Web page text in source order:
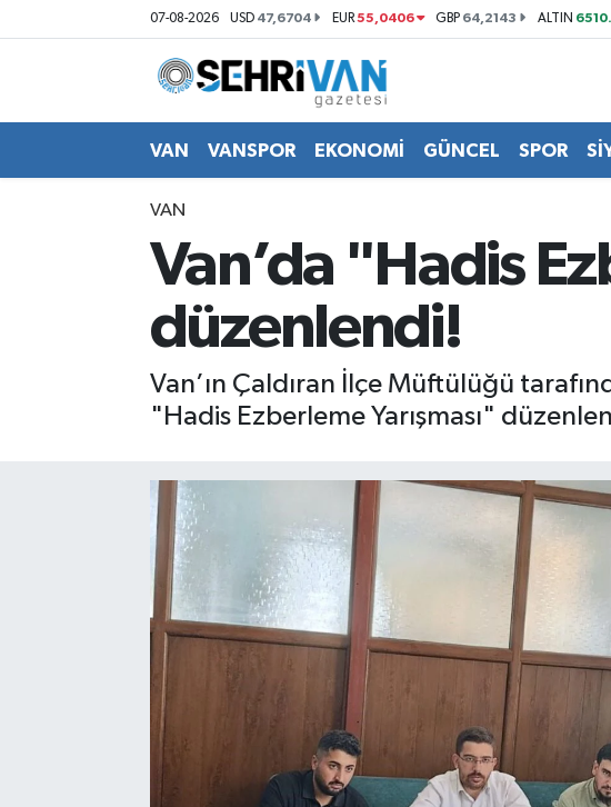
07-08-2026 USD 47,6704 EUR55,0406 GBP 64,2143 ALTIN
VAN VANSPOR EKONOMİ GÜNCEL SPOR
VAN
Van’da "Hadis
düzenlendi!
Van’ın Çaldıran İlçe Müftülüğü
"Hadis Ezberleme Yarışması"
Van Nöbetçi Eczaneler
Van Hava Durumu
Van Trafik Yoğunluk Haritası
Süper Lig Puan Durumu ve Fikstür
Son Dakika Haberleri
Haber Arşivi